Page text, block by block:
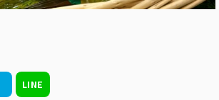
LINE